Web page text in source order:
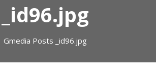
_id96.jpg
Gmedia Posts _id96.jpg